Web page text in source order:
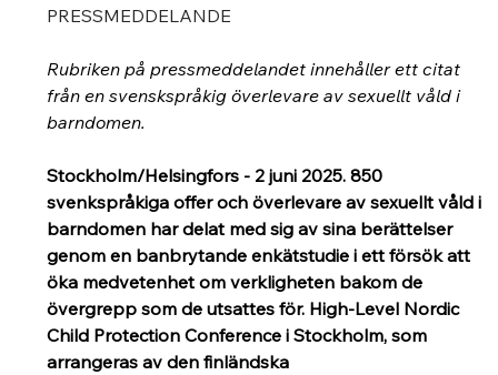
PRESSMEDDELANDE
Rubriken på pressmeddelandet innehåller ett citat
från en svenskspråkig överlevare av sexuellt våld i
barndomen.
Stockholm/Helsingfors - 2 juni 2025. 850
svenkspråkiga offer och överlevare av sexuellt våld i
barndomen har delat med sig av sina berättelser
genom en banbrytande enkätstudie i ett försök att
öka medvetenhet om verkligheten bakom de
övergrepp som de utsattes för. High-Level Nordic
Child Protection Conference i Stockholm, som
arrangeras av den finländska